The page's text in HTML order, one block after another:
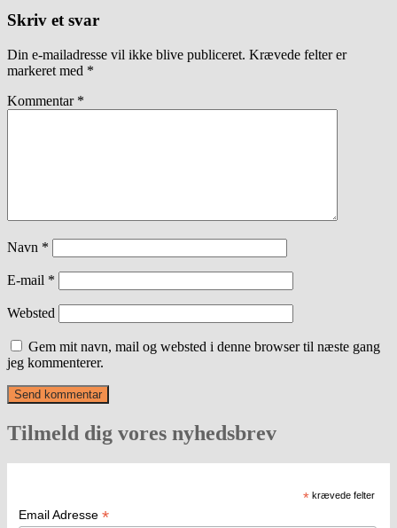
Skriv et svar
Din e-mailadresse vil ikke blive publiceret. Krævede felter er
markeret med *
Kommentar *
Navn *
E-mail *
Websted
Gem mit navn, mail og websted i denne browser til næste gang
jeg kommenterer.
Tilmeld dig vores nyhedsbrev
* krævede felter
Email Adresse *